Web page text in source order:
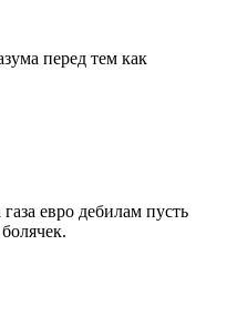
перед тем как
евро дебилам пусть